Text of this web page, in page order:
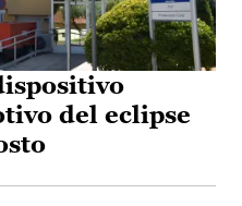
del eclipse